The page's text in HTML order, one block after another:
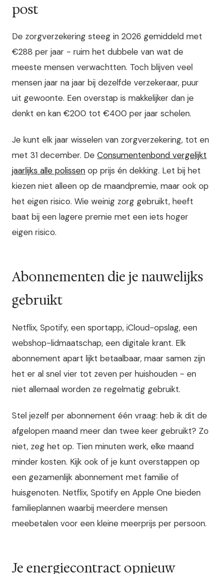
post
De zorgverzekering steeg in 2026 gemiddeld met
€288 per jaar - ruim het dubbele van wat de
meeste mensen verwachtten. Toch blijven veel
mensen jaar na jaar bij dezelfde verzekeraar, puur
uit gewoonte. Een overstap is makkelijker dan je
denkt en kan €200 tot €400 per jaar schelen.
Je kunt elk jaar wisselen van zorgverzekering, tot en
met 31 december. De Consumentenbond vergelijkt
jaarlijks alle polissen op prijs én dekking. Let bij het
kiezen niet alleen op de maandpremie, maar ook op
het eigen risico. Wie weinig zorg gebruikt, heeft
baat bij een lagere premie met een iets hoger
eigen risico.
Abonnementen die je nauwelijks
gebruikt
Netflix, Spotify, een sportapp, iCloud-opslag, een
webshop-lidmaatschap, een digitale krant. Elk
abonnement apart lijkt betaalbaar, maar samen zijn
het er al snel vier tot zeven per huishouden - en
niet allemaal worden ze regelmatig gebruikt.
Stel jezelf per abonnement één vraag: heb ik dit de
afgelopen maand meer dan twee keer gebruikt? Zo
niet, zeg het op. Tien minuten werk, elke maand
minder kosten. Kijk ook of je kunt overstappen op
een gezamenlijk abonnement met familie of
huisgenoten. Netflix, Spotify en Apple One bieden
familieplannen waarbij meerdere mensen
meebetalen voor een kleine meerprijs per persoon.
Je energiecontract opnieuw